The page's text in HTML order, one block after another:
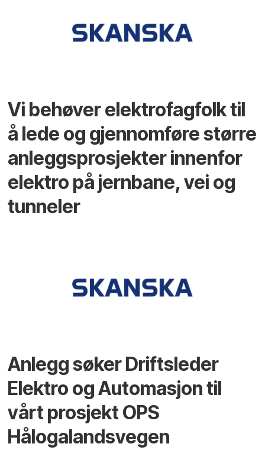
Vi behøver elektrofagfolk til
å lede og gjennomføre større
anleggsprosjekter innenfor
elektro på jernbane, vei og
tunneler
Anlegg søker Driftsleder
Elektro og Automasjon til
vårt prosjekt OPS
Hålogalandsvegen